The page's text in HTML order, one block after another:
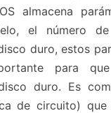
almacena
el número
duro, estos
para
duro. Es
de circuito) que